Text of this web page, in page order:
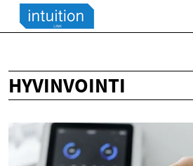
HYVINVOINTI